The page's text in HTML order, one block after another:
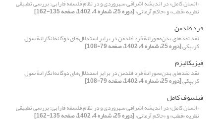
«انسان کامل» در اندیشه اشراقی سهروردی و در نظام فلسفه فارابی: بررسی تطبیقی
نظریه «قطب» و «حاکم آرمانی»[دوره 25، شماره 4، 1402، صفحه 135-162]
فرد فلدمن
نقد نقدهای بدن‌محورانۀ فرد فلدمن در برابر استدلال‌های دوگانه‌انگارانۀ سول
کریپکی[دوره 25، شماره 4، 1402، صفحه 79-108]
فیزیکالیزم
نقد نقدهای بدن‌محورانۀ فرد فلدمن در برابر استدلال‌های دوگانه‌انگارانۀ سول
کریپکی[دوره 25، شماره 4، 1402، صفحه 79-108]
فیلسوف کامل
«انسان کامل» در اندیشه اشراقی سهروردی و در نظام فلسفه فارابی: بررسی تطبیقی
نظریه «قطب» و «حاکم آرمانی»[دوره 25، شماره 4، 1402، صفحه 135-162]